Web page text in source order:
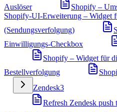
Auslöser
Shopify –
Shopify-UI-Erweiterung – Widget
(Sendungsverfolgung)
Einwilligungs-Checkbox
Shopify – Widget für
Bestellverfolgung
Zendesk3
Refresh Zendesk push